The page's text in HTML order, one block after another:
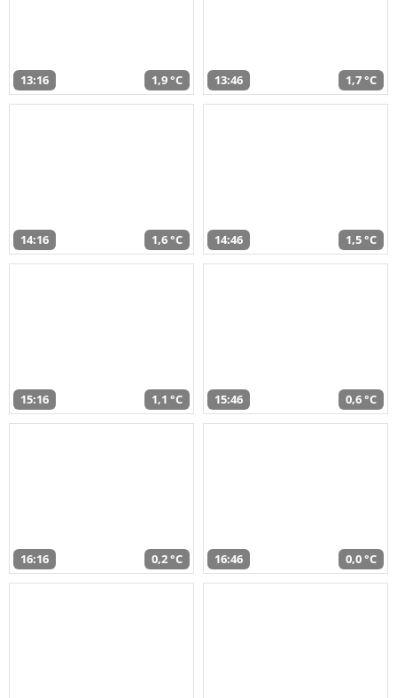
13:16 1,9 °C 13:46 1,7 °C
14:16 1,6 °C 14:46 1,5 °C
15:16 1,1 °C 15:46 0,6 °C
16:16 0,2 °C 16:46 0,0 °C